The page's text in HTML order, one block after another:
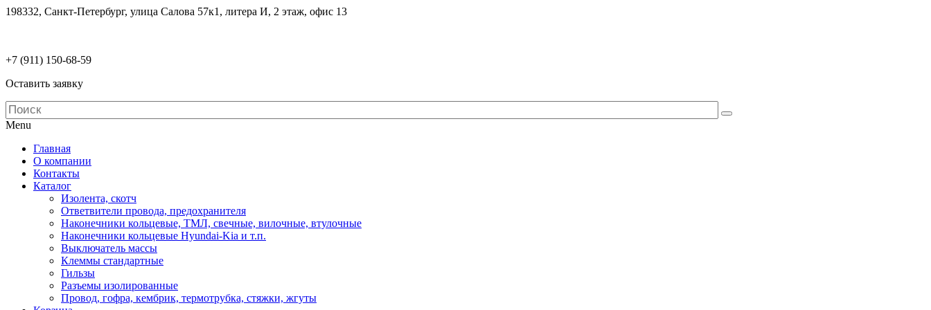
198332, Санкт-Петербург, улица Салова 57к1, литера И, 2 этаж, офис 13
+7 (911) 150-68-59
Оставить заявку
Menu
Главная
О компании
Контакты
Каталог
Изолента, скотч
Ответвители провода, предохранителя
Наконечники кольцевые, ТМЛ, свечные, вилочные, втулочные
Наконечники кольцевые Hyundai-Kia и т.п.
Выключатель массы
Клеммы стандартные
Гильзы
Разъемы изолированные
Провод, гофра, кембрик, термотрубка, стяжки, жгуты